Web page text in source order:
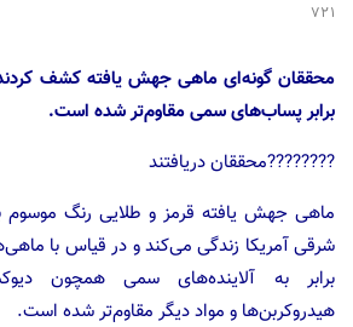
721
محققان گونه‌ای ماهی جهش یافته کشف
برابر پساب‌های سمی مقاوم‌تر شده است.
????????محققان دریافتند
ماهی جهش یافته قرمز و طلایی رنگ موسوم
شرقی آمریکا زندگی می‌کند و در قیاس با
برابر به آلاینده‌های سمی همچون
هیدروکربن‌ها و مواد دیگر مقاوم‌تر شده است.